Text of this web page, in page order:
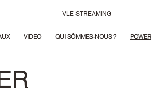
VLE STREAMING
VIDEO QUI SÔMMES-NOUS ? POWER